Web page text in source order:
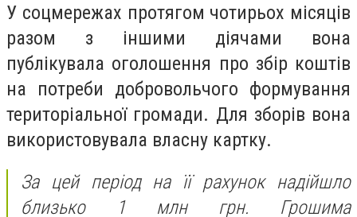
У соцмережах протягом чотирьох місяців
разом з іншими діячами вона
публікувала оголошення про збір коштів
на потреби добровольчого формування
територіальної громади. Для зборів вона
використовувала власну картку.
За цей період на її рахунок надійшло
близько 1 млн грн. Грошима